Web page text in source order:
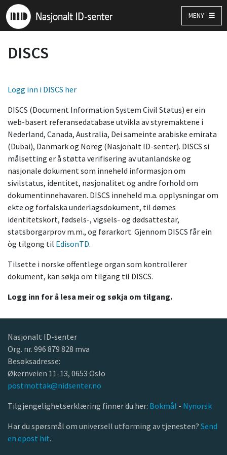
MENY
DISCS
Logg inn i DISCS her
DISCS (Document Information System Civil Status) er ein
web-basert referansedatabase utvikla av styremaktene i
Nederland, Canada, Australia, Dei sameinte arabiske emirata
(Dubai), Danmark og Noreg (Nasjonalt ID-senter). DISCS si
målsetting er å støtta verifisering av utanlandske og
nasjonale dokument som inneheld informasjon om
sivilstatus, identitet, nasjonalitet og andre forhold om
dokumentinnehavaren. DISCS inneheld m.a. opplysningar om
ekte og forfalska underlagsdokument, til dømes
identitetskort, fødsels-, vigsels- og dødsattestar,
statsborgarprov m.m., og førarkort. Gjennom DISCS får ein
òg tilgong til EdisonTD.
Tilsette i norske offentlege organ som kontrollerer
dokument, kan søkja om tilgang til DISCS.
Logg inn for å lesa meir og søkja om tilgang.
Nasjonalt ID-senter
Org. nr. 996 879 828 mva
Besøksadresse:
Økernveien 11-13, 0653 Oslo
postmottak@nidsenter.no
Tilgjengelighetserklæring finner du her: Bokmål - Nynorsk
Har du spørsmål om universell utforming av tjenesten? Send
en epost hit.